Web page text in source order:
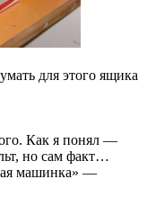
для этого ящика
Как я понял —
но сам факт…
машинка» —